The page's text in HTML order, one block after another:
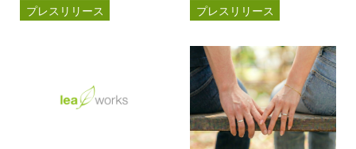
プレスリリース
プレスリリース